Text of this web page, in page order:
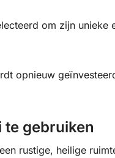
om zijn unieke
opnieuw
te gebruiken
rustige, heilige